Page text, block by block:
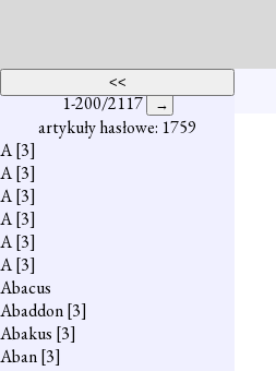
1-200/2117
artykuły hasłowe: 1759
A[3]
A[3]
A[3]
A[3]
A[3]
A[3]
Abacus
Abaddon[3]
Abakus [3]
Aban[3]